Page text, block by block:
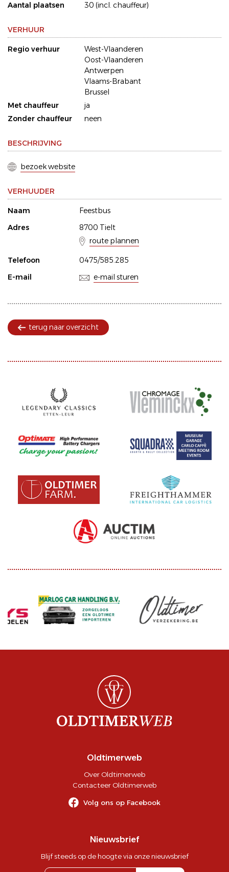
Aantal plaatsen
30 (incl. chauffeur)
VERHUUR
Regio verhuur
West-Vlaanderen
Oost-Vlaanderen
Antwerpen
Vlaams-Brabant
Brussel
Met chauffeur
ja
Zonder chauffeur
neen
BESCHRIJVING
bezoek website
VERHUUDER
Naam
Feestbus
Adres
8700 Tielt
route plannen
Telefoon
0475/585.285
E-mail
e-mail sturen
terug naar overzicht
Oldtimerweb
Over Oldtimerweb
Contacteer Oldtimerweb
Volg ons op Facebook
Nieuwsbrief
Blijf steeds op de hoogte via onze nieuwsbrief